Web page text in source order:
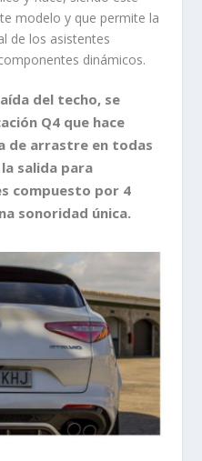
modelo y que permite la
de los asistentes
dinámicos.
del techo, se
Q4 que hace
de arrastre en todas
salida para
compuesto por 4
sonoridad única.